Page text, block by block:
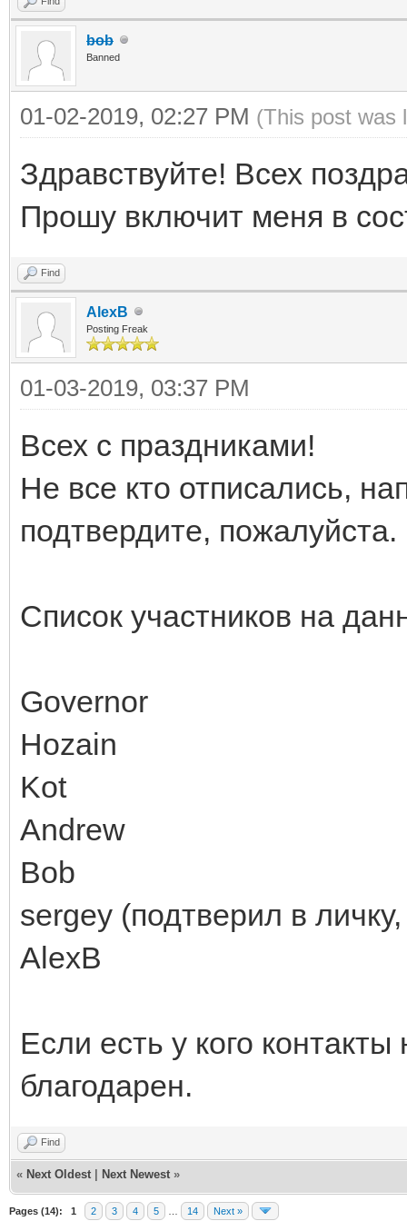
bob
Banned
01-02-2019, 02:27 PM (This post was
Здравствуйте! Всех
Прошу включит меня в
Find
AlexB
Posting Freak
01-03-2019, 03:37 PM
Всех с праздниками!
Не все кто отписались,
подтвердите, пожалуйста.
Список участников на
Governor
Hozain
Kot
Andrew
Bob
sergey (подтверил в
AlexB
Если есть у кого
благодарен.
Find
« Next Oldest Next Newest »
Pages (14): 1 2 3 4 5 14 Next »